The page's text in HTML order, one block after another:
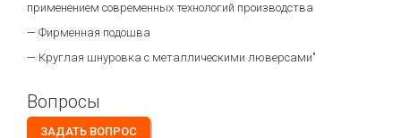
применением современных технологий производства
— Фирменная подошва
— Круглая шнуровка с металлическими люверсами"
Вопросы
ЗАДАТЬ ВОПРОС